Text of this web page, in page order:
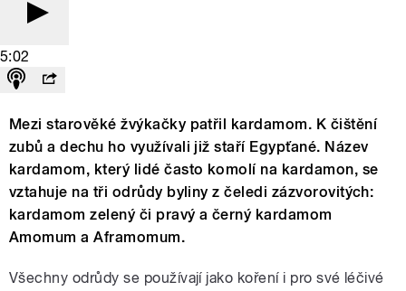
5:02
Mezi starověké žvýkačky patřil kardamom. K čištění
zubů a dechu ho využívali již staří Egypťané. Název
kardamom, který lidé často komolí na kardamon, se
vztahuje na tři odrůdy byliny z čeledi zázvorovitých:
kardamom zelený či pravý a černý kardamom
Amomum a Aframomum.
Všechny odrůdy se používají jako koření i pro své léčivé